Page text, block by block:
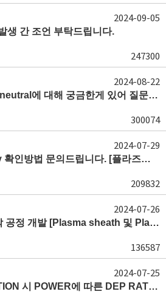
생 간 조언 부탁드립니다.
247300
2024-09-05
RF플라즈마에서 quasineutral에 대해 궁금한게 있어 질문글 올립니다.[quasineutral]
300074
2024-08-22
챔버의 Plasma density 확인방법 문의드립니다. [플라즈마 모니터링, OES, LP]
209832
2024-07-29
ICP/CCP 플라즈마 식각 공정 개발 [Plasma sheath 및 Plasma generation]
136587
2024-07-26
HF PLASMA DEPOSITION 시 POWER에 따른 DEP RATE 변화 [장비 플라즈마, Rate constant]
2024-07-25